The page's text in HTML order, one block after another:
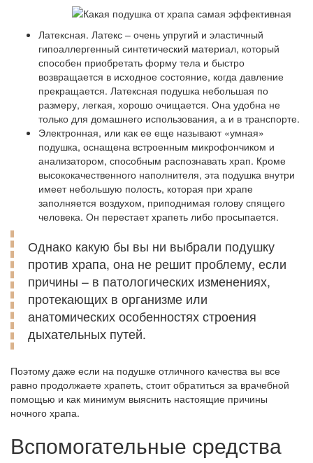
Латексная. Латекс – очень упругий и эластичный
гипоаллергенный синтетический материал, который
способен приобретать форму тела и быстро
возвращается в исходное состояние, когда давление
прекращается. Латексная подушка небольшая по
размеру, легкая, хорошо очищается. Она удобна не
только для домашнего использования, а и в транспорте.
Электронная, или как ее еще называют «умная»
подушка, оснащена встроенным микрофончиком и
анализатором, способным распознавать храп. Кроме
высококачественного наполнителя, эта подушка внутри
имеет небольшую полость, которая при храпе
заполняется воздухом, приподнимая голову спящего
человека. Он перестает храпеть либо просыпается.
Однако какую бы вы ни выбрали подушку
против храпа, она не решит проблему, если
причины – в патологических изменениях,
протекающих в организме или
анатомических особенностях строения
дыхательных путей.
Поэтому даже если на подушке отличного качества вы все
равно продолжаете храпеть, стоит обратиться за врачебной
помощью и как минимум выяснить настоящие причины
ночного храпа.
Вспомогательные средства